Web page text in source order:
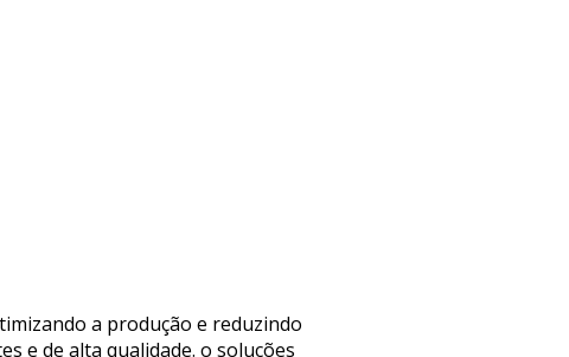
a produção e reduzindo
e de alta qualidade. o soluções